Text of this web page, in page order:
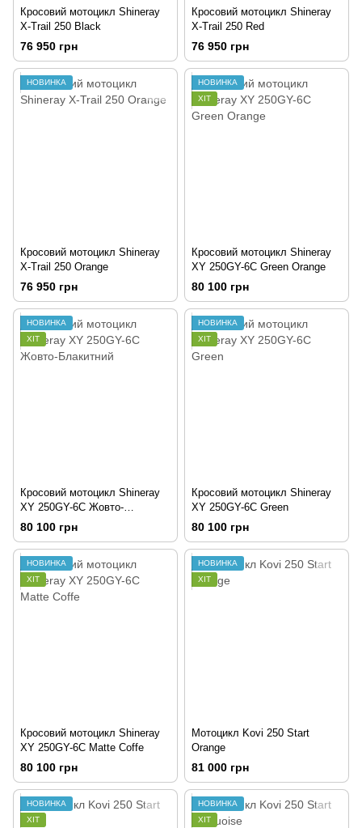
Кросовий мотоцикл Shineray
X-Trail 250 Black
76 950 грн
Кросовий мотоцикл Shineray
X-Trail 250 Red
76 950 грн
НОВИНКА
Кросовий мотоцикл Shineray
X-Trail 250 Orange
76 950 грн
НОВИНКА
ХІТ
Кросовий мотоцикл Shineray
XY 250GY-6C Green Orange
80 100 грн
НОВИНКА
ХІТ
Кросовий мотоцикл Shineray
XY 250GY-6C Жовто-
Блакитний
80 100 грн
НОВИНКА
ХІТ
Кросовий мотоцикл Shineray
XY 250GY-6C Green
80 100 грн
НОВИНКА
ХІТ
Кросовий мотоцикл Shineray
XY 250GY-6C Matte Coffe
80 100 грн
НОВИНКА
ХІТ
Мотоцикл Kovi 250 Start
Orange
81 000 грн
НОВИНКА
ХІТ
НОВИНКА
ХІТ